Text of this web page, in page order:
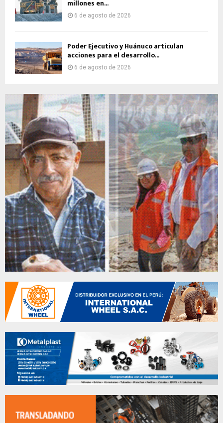
millones en...
6 de agosto de 2026
Poder Ejecutivo y Huánuco articulan
acciones para el desarrollo...
6 de agosto de 2026